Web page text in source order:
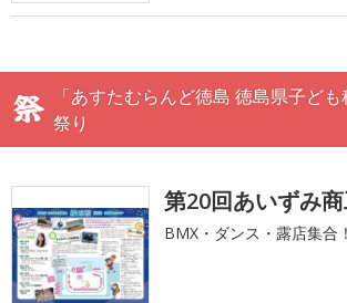
「あすたむらんど徳島 徳島県子ど
祭り
第20回あいずみ
BMX・ダンス・露店集合！